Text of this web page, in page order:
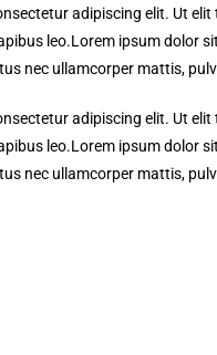
adipiscing elit. Ut elit
leo.Lorem ipsum dolor
nec ullamcorper mattis,
adipiscing elit. Ut elit
leo.Lorem ipsum dolor
nec ullamcorper mattis,